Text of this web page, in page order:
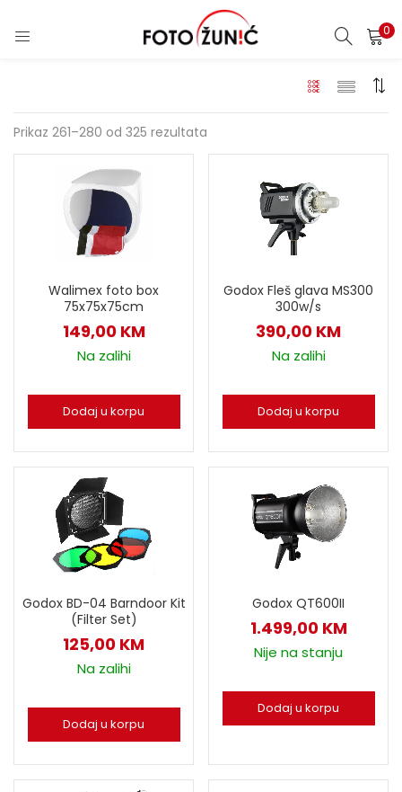
0
Prikaz 261–280 od 325 rezultata
Walimex foto box
75x75x75cm
149,00 KM
Na zalihi
Dodaj u korpu
Godox Fleš glava MS300
300w/s
390,00 KM
Na zalihi
Dodaj u korpu
Godox BD-04 Barndoor Kit
(Filter Set)
125,00 KM
Na zalihi
Dodaj u korpu
Godox QT600II
1.499,00 KM
Nije na stanju
Dodaj u korpu